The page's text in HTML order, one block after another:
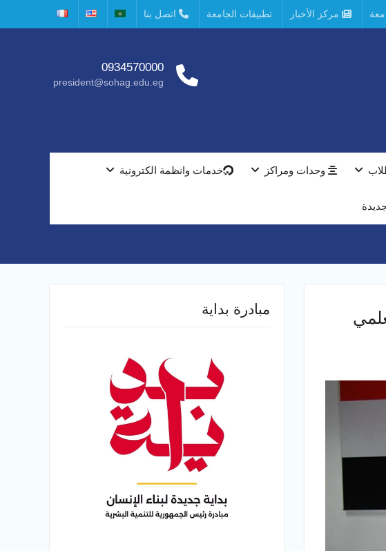
مركز الأخبار تطبيقات الجامعة اتصل بنا
0934570000
president@sohag.edu.eg
وحدات ومراكز خدمات وانظمة الكترونية
مبادرة بداية